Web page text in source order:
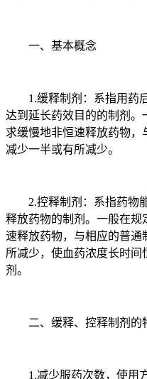
一、基本概念
1.缓释制剂：系指用药后
达到延长药效目的的制剂
求缓慢地非恒速释放药物
减少一半或有所减少。
2.控释制剂：系指药物能
释放药物的制剂。一般在规
速释放药物，与相应的普通
所减少，使血药浓度长时间
剂。
二、缓释、控释制剂的
1.减少服药次数，使用方